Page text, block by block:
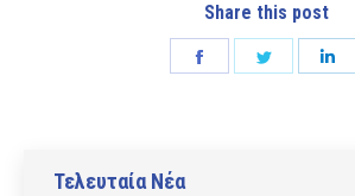
Share this post
Τελευταία Νέα